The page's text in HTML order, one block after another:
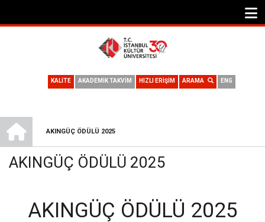
ENG
ARAMA
HIZLI ERİŞİM
AKADEMİK TAKVİM
KALİTE
SAYFA
YOLU
AKINGÜÇ ÖDÜLÜ 2025
AKINGÜÇ ÖDÜLÜ 2025
AKINGÜÇ ÖDÜLÜ 2025